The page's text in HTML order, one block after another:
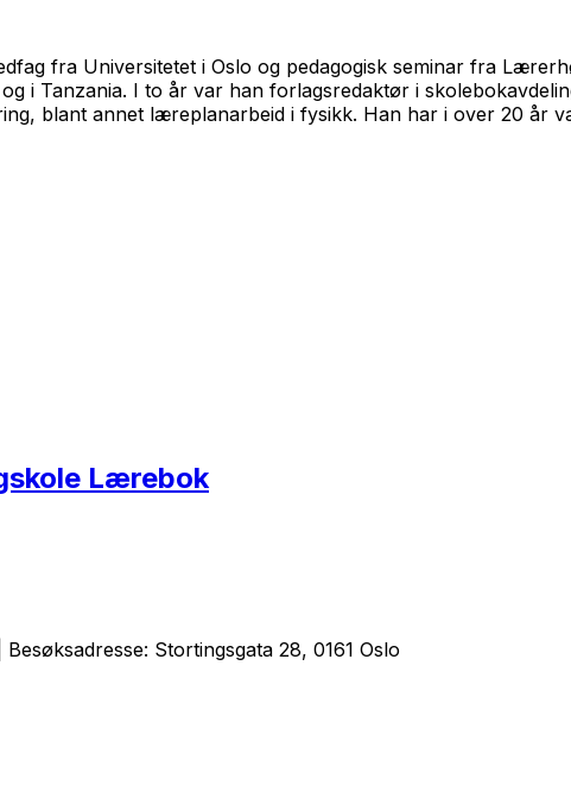
fra Universitetet i Oslo og pedagogisk seminar fra
i Tanzania. I to år var han forlagsredaktør i
blant annet læreplanarbeid i fysikk. Han har i over 20 år
Lærebok
Stortingsgata 28, 0161 Oslo